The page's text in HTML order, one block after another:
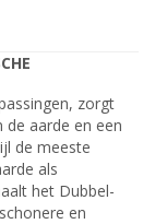
zorgt
aarde en een
de meeste
als
het Dubbel-
en